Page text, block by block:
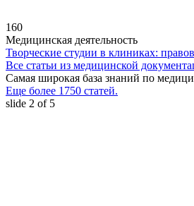
160
Медицинская деятельность
Творческие студии в клиниках:
Все статьи из медицинской
Самая широкая база знаний по
Еще более 1750 статей.
slide 2 of 5